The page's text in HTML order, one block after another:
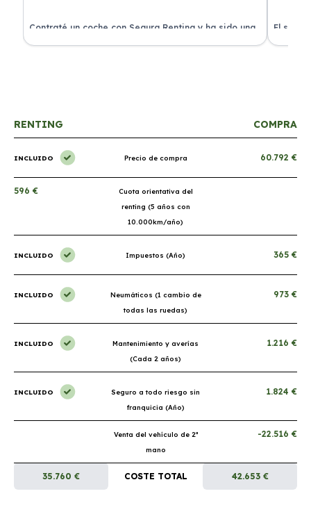
Contraté un coche con Segura Renting y ha sido una
experiencia fantástica. Todo incluido y sin sorpresas.
El
proceso
RENTING COMPRA
INCLUIDO Precio de compra 60.792 €
596 €
Cuota orientativa del
renting (5 años con
10.000km/año)
INCLUIDO Impuestos (Año) 365 €
INCLUIDO
Neumáticos (1 cambio de
todas las ruedas)
973 €
INCLUIDO
Mantenimiento y averías
(Cada 2 años)
1.216 €
INCLUIDO
Seguro a todo riesgo sin
franquicia (Año)
1.824 €
Venta del vehículo de 2ª
mano
-22.516 €
35.760 € COSTE TOTAL 42.653 €